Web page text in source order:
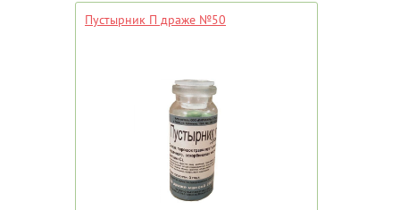
Пустырник П драже №50